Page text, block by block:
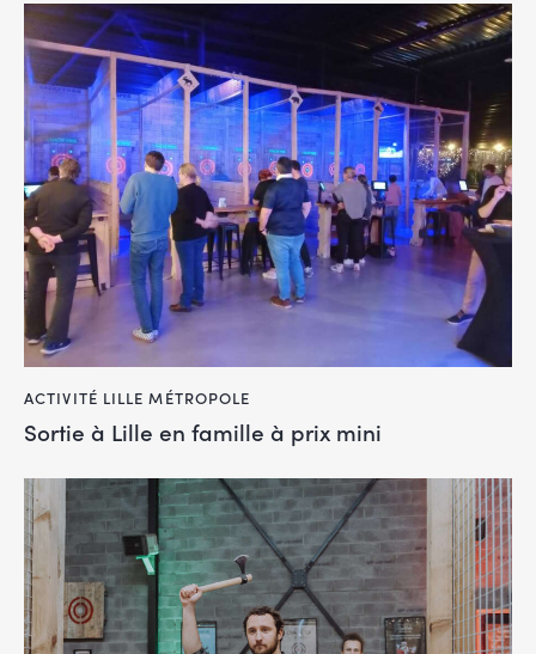
ACTIVITÉ LILLE MÉTROPOLE
Sortie à Lille en famille à prix mini